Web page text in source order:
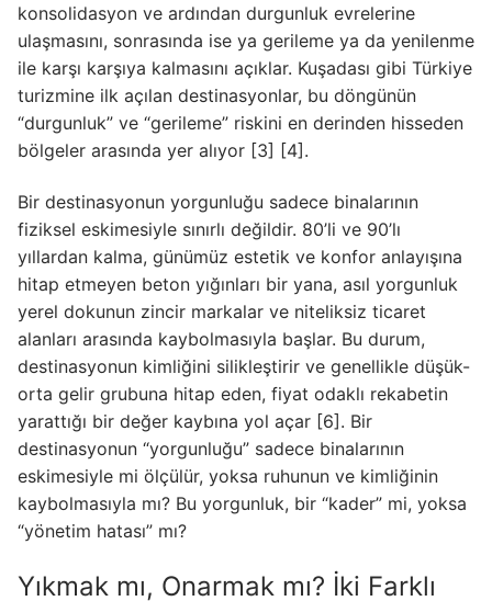
konsolidasyon ve ardından durgunluk evrelerine
ulaşmasını, sonrasında ise ya gerileme ya da yenilenme
ile karşı karşıya kalmasını açıklar. Kuşadası gibi Türkiye
turizmine ilk açılan destinasyonlar, bu döngünün
“durgunluk” ve “gerileme” riskini en derinden hisseden
bölgeler arasında yer alıyor [3] [4].
Bir destinasyonun yorgunluğu sadece binalarının
fiziksel eskimesiyle sınırlı değildir. 80’li ve 90’lı
yıllardan kalma, günümüz estetik ve konfor anlayışına
hitap etmeyen beton yığınları bir yana, asıl yorgunluk
yerel dokunun zincir markalar ve niteliksiz ticaret
alanları arasında kaybolmasıyla başlar. Bu durum,
destinasyonun kimliğini silikleştirir ve genellikle düşük-
orta gelir grubuna hitap eden, fiyat odaklı rekabetin
yarattığı bir değer kaybına yol açar [6]. Bir
destinasyonun “yorgunluğu” sadece binalarının
eskimesiyle mi ölçülür, yoksa ruhunun ve kimliğinin
kaybolmasıyla mı? Bu yorgunluk, bir “kader” mi, yoksa
“yönetim hatası” mı?
Yıkmak mı, Onarmak mı? İki Farklı